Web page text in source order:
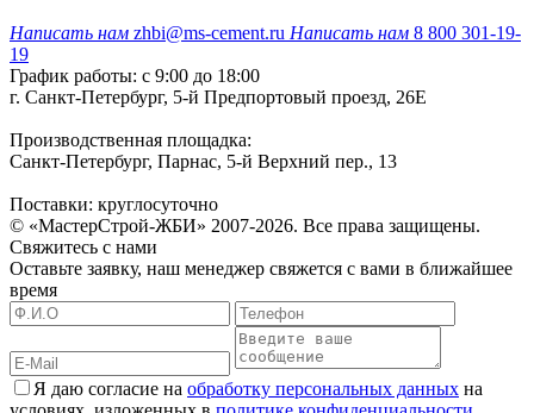
Написать нам zhbi@ms-cement.ru Написать нам 8 800 301-19-
19
График работы: с 9:00 до 18:00
г. Санкт-Петербург, 5-й Предпортовый проезд, 26Е
Производственная площадка:
Санкт-Петербург, Парнас, 5-й Верхний пер., 13
Поставки: круглосуточно
© «МастерСтрой-ЖБИ» 2007-2026. Все права защищены.
Свяжитесь с нами
Оставьте заявку, наш менеджер свяжется с вами в ближайшее
время
Я даю согласие на обработку персональных данных на